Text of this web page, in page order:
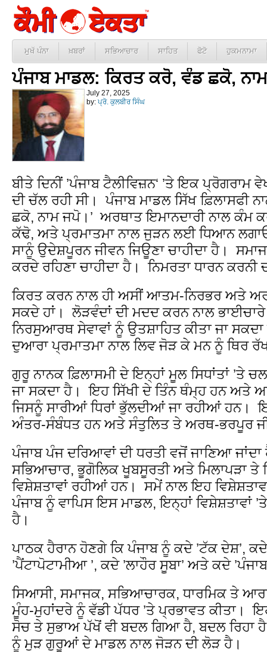
ਮੁਖੱ ਪੰਨਾ ਖ਼ਬਰਾਂ ਸਭਿਆਚਾਰ ਸਾਹਿਤ ਫੋਟੋ ਹੁਕਮਨਾਮਾ
ਪੰਜਾਬ ਮਾਡਲ: ਕਿਰਤ ਕਰੋ, ਵੰਡ ਛਕੋ,
July 27, 2025
by: ਪ੍ਰੋ. ਕੁਲਬੀਰ ਸਿੰਘ
ਬੀਤੇ ਦਿਨੀਂ ’ਪੰਜਾਬ ਟੈਲੀਵਿਜ਼ਨ‘ ’ਤੇ ਇਕ ਪ੍ਰੋਗਰਾਮ
ਦੀ ਚੱਲ ਰਹੀ ਸੀ। ਪੰਜਾਬ ਮਾਡਲ ਸਿੱਖ ਫ਼ਿਲਾਸਫੀ
ਛਕੋ, ਨਾਮ ਜਪੋ।’ ਅਰਥਾਤ ਇਮਾਨਦਾਰੀ ਨਾਲ ਕੰਮ
ਕੱਢੋ, ਅਤੇ ਪ੍ਰਮਾਤਮਾ ਨਾਲ ਜੁੜਨ ਲਈ ਧਿਆਨ
ਸਾਨੂੰ ਉਦੇਸ਼ਪੂਰਨ ਜੀਵਨ ਜਿਊਣਾ ਚਾਹੀਦਾ ਹੈ।
ਕਰਦੇ ਰਹਿਣਾ ਚਾਹੀਦਾ ਹੈ। ਨਿਮਰਤਾ ਧਾਰਨ ਕਰਨੀ
ਕਿਰਤ ਕਰਨ ਨਾਲ ਹੀ ਅਸੀਂ ਆਤਮ-ਨਿਰਭਰ ਅਤੇ
ਸਕਦੇ ਹਾਂ। ਲੋੜਵੰਦਾਂ ਦੀ ਮਦਦ ਕਰਨ ਨਾਲ ਭਾਈਚਾਰੇ
ਨਿਰਸੁਆਰਥ ਸੇਵਾਵਾਂ ਨੂੰ ਉਤਸ਼ਾਹਿਤ ਕੀਤਾ ਜਾ
ਦੁਆਰਾ ਪ੍ਰਮਾਤਮਾ ਨਾਲ ਲਿਵ ਜੋੜ ਕੇ ਮਨ ਨੂੰ ਥਿਰ
ਗੁਰੂ ਨਾਨਕ ਫ਼ਿਲਾਸਮੀ ਦੇ ਇਨ੍ਹਾਂ ਮੂਲ ਸਿਧਾਂਤਾਂ ’ਤੇ
ਜਾ ਸਕਦਾ ਹੈ। ਇਹ ਸਿੱਖੀ ਦੇ ਤਿੰਨ ਥੰਮ੍ਹ ਹਨ ਅਤੇ
ਜਿਸਨੂੰ ਸਾਰੀਆਂ ਧਿਰਾਂ ਭੁੱਲਦੀਆਂ ਜਾ ਰਹੀਆਂ ਹਨ।
ਅੰਤਰ-ਸੰਬੰਧਤ ਹਨ ਅਤੇ ਸੰਤੁਲਿਤ ਤੇ ਅਰਥ-ਭਰਪੂਰ
ਪੰਜਾਬ ਪੰਜ ਦਰਿਆਵਾਂ ਦੀ ਧਰਤੀ ਵਜੋਂ ਜਾਣਿਆ
ਸਭਿਆਚਾਰ, ਭੂਗੋਲਿਕ ਖੂਬਸੂਰਤੀ ਅਤੇ ਮਿਲਾਪੜਾ
ਵਿਸ਼ੇਸ਼ਤਾਵਾਂ ਰਹੀਆਂ ਹਨ। ਸਮੇਂ ਨਾਲ ਇਹ
ਪੰਜਾਬ ਨੂੰ ਵਾਪਿਸ ਇਸ ਮਾਡਲ, ਇਨ੍ਹਾਂ
ਹੈ।
ਪਾਠਕ ਹੈਰਾਨ ਹੋਣਗੇ ਕਿ ਪੰਜਾਬ ਨੂੰ ਕਦੇ ’ਟੱਕ ਦੇਸ਼’,
’ਪੈਂਟਾਪੋਟਾਮੀਆ ’, ਕਦੇ ’ਲਾਹੌਰ ਸੂਬਾ’ ਅਤੇ ਕਦੇ
ਸਿਆਸੀ, ਸਮਾਜਕ, ਸਭਿਆਚਾਰਕ, ਧਾਰਮਿਕ ਤੇ
ਮੂੰਹ-ਮੁਹਾਂਦਰੇ ਨੂੰ ਵੱਡੀ ਪੱਧਰ ’ਤੇ ਪ੍ਰਭਾਵਤ ਕੀਤਾ।
ਸੋਚ ਤੇ ਸੁਭਾਅ ਪੱਖੋਂ ਵੀ ਬਦਲ ਗਿਆ ਹੈ, ਬਦਲ ਰਿਹਾ
ਨੂੰ ਮੁੜ ਗੁਰੂਆਂ ਦੇ ਮਾਡਲ ਨਾਲ ਜੋੜਨ ਦੀ ਲੋੜ ਹੈ।